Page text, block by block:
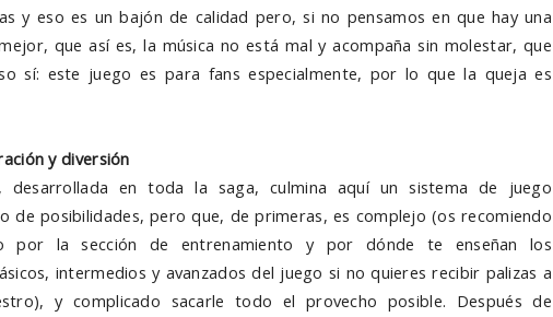
y eso es un bajón de calidad pero, si no pensamos en que hay una
que así es, la música no está mal y acompaña sin molestar, que
sí: este juego es para fans especialmente, por lo que la queja es
y diversión
desarrollada en toda la saga, culmina aquí un sistema de juego
de posibilidades, pero que, de primeras, es complejo (os recomiendo
por la sección de entrenamiento y por dónde te enseñan los
intermedios y avanzados del juego si no quieres recibir palizas a
y complicado sacarle todo el provecho posible. Después de